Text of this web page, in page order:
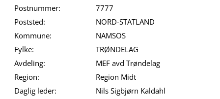
Postnummer:
7777
Poststed:
NORD-STATLAND
Kommune:
NAMSOS
Fylke:
TRØNDELAG
Avdeling:
MEF avd Trøndelag
Region:
Region Midt
Daglig leder:
Nils Sigbjørn Kaldahl